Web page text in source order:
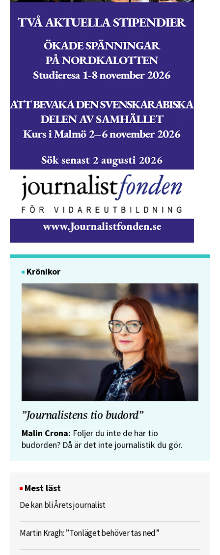
Krönikor
”Journalistens tio budord”
Malin Crona: Följer du inte de här tio
budorden? Då är det inte journalistik du gör.
Mest läst
De kan bli Årets journalist
Martin Kragh: ”Tonläget behöver tas ned”